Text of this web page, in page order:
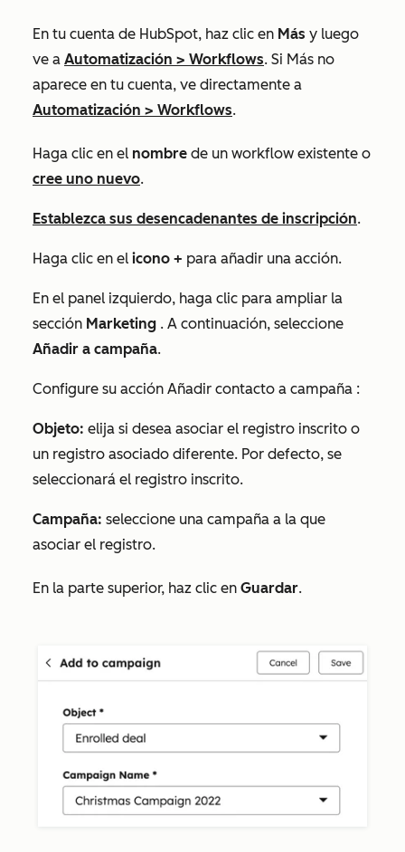
En tu cuenta de HubSpot, haz clic en Más y luego
ve a Automatización > Workflows. Si Más no
aparece en tu cuenta, ve directamente a
Automatización > Workflows.
Haga clic en el nombre de un workflow existente o
cree uno nuevo.
Establezca sus desencadenantes de inscripción.
Haga clic en el icono + para añadir una acción.
En el panel izquierdo, haga clic para ampliar la
sección Marketing . A continuación, seleccione
Añadir a campaña.
Configure su acción Añadir contacto a campaña :
Objeto: elija si desea asociar el registro inscrito o
un registro asociado diferente. Por defecto, se
seleccionará el registro inscrito.
Campaña: seleccione una campaña a la que
asociar el registro.
En la parte superior, haz clic en Guardar.